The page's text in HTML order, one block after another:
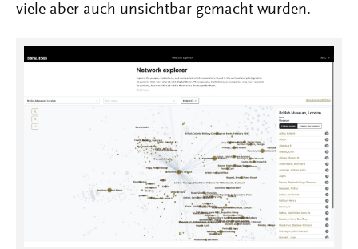
viele aber auch unsichtbar gemacht wurden.